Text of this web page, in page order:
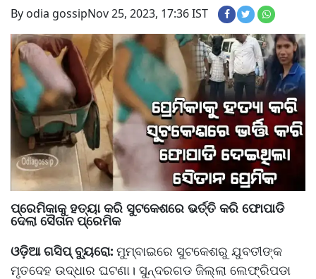
By odia gossipNov 25, 2023, 17:36 IST
ପ୍ରେମିକାକୁ ହତ୍ୟା କରି ସୁଟକେଶରେ ଭର୍ତ୍ତି କରି ଫୋପାଡି
ଦେଲା ସୈତାନ ପ୍ରେମିକ
ଓଡ଼ିଆ ଗସିପ୍ ବ୍ୟୁରୋ: ମୁମ୍ବାଇରେ ସୁଟକେଶରୁ ଯୁବତୀଙ୍କ
ମୃତଦେହ ଉଦ୍ଧାର ଘଟଣା। ସୁନ୍ଦରଗଡ ଜିଲ୍ଲା ଲେଫ୍ରିପଡା